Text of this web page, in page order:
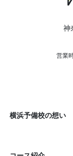
神
営業
横浜予備校の想い